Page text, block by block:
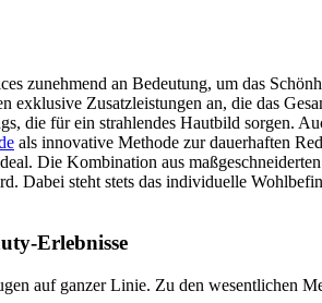
zunehmend an Bedeutung, um das
exklusive Zusatzleistungen an, die das
die für ein strahlendes Hautbild sorgen.
als innovative Methode zur dauerhaften
Die Kombination aus
Dabei steht stets das individuelle
Erlebnisse
auf ganzer Linie. Zu den wesentlichen